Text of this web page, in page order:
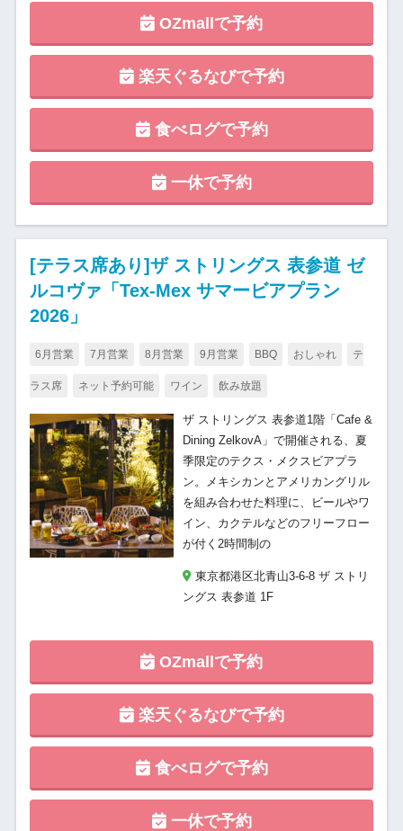
OZmallで予約
楽天ぐるなびで予約
食べログで予約
一休で予約
[テラス席あり]ザ ストリングス 表参道 ゼ
ルコヴァ「Tex-Mex サマービアプラン
2026」
6月営業 7月営業 8月営業 9月営業 BBQ おしゃれ テ
ラス席 ネット予約可能 ワイン 飲み放題
ザ ストリングス 表参道1階「Cafe &
Dining ZelkovA」で開催される、夏
季限定のテクス・メクスビアプラ
ン。メキシカンとアメリカングリル
を組み合わせた料理に、ビールやワ
イン、カクテルなどのフリーフロー
が付く2時間制の
東京都港区北青山3-6-8 ザ ストリ
ングス 表参道 1F
OZmallで予約
楽天ぐるなびで予約
食べログで予約
一休で予約